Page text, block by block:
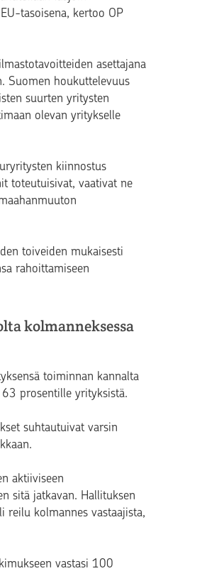
tasoisena, kertoo OP
asettajana
Suomen houkuttelevuus
suurten yritysten
olevan yritykselle
kiinnostus
toteutuisivat, vaativat ne
toiveiden mukaisesti
rahoittamiseen
kolmanneksessa
toiminnan kannalta
prosentille yrityksistä.
suhtautuivat varsin
aktiiviseen
sitä jatkavan. Hallituksen
reilu kolmannes vastaajista,
vastasi 100